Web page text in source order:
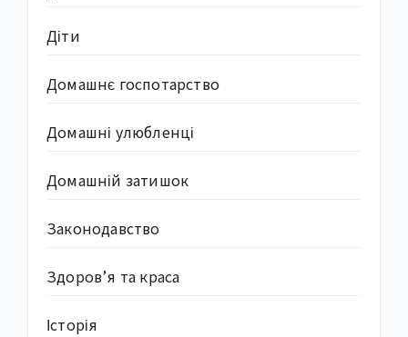
Діти
Домашнє госпотарство
Домашні улюбленці
Домашній затишок
Законодавство
Здоров’я та краса
Історія